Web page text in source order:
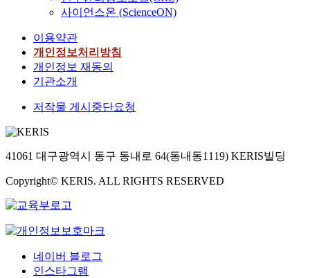
사이언스온 (ScienceON)
이용약관
개인정보처리방침
개인정보 재동의
기관소개
저작물 게시중단요청
41061 대구광역시 동구 동내로 64(동내동1119) KERIS빌딩
Copyright© KERIS. ALL RIGHTS RESERVED
네이버 블로그
인스타그램